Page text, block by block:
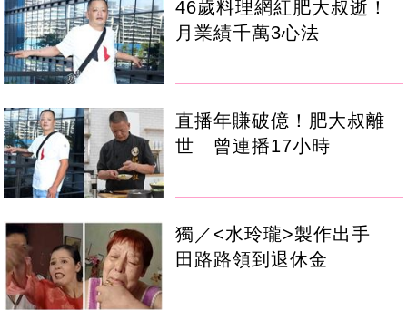
46歲料理網紅肥大叔逝！
月業績千萬3心法
直播年賺破億！肥大叔離
世 曾連播17小時
獨／<水玲瓏>製作出手
田路路領到退休金